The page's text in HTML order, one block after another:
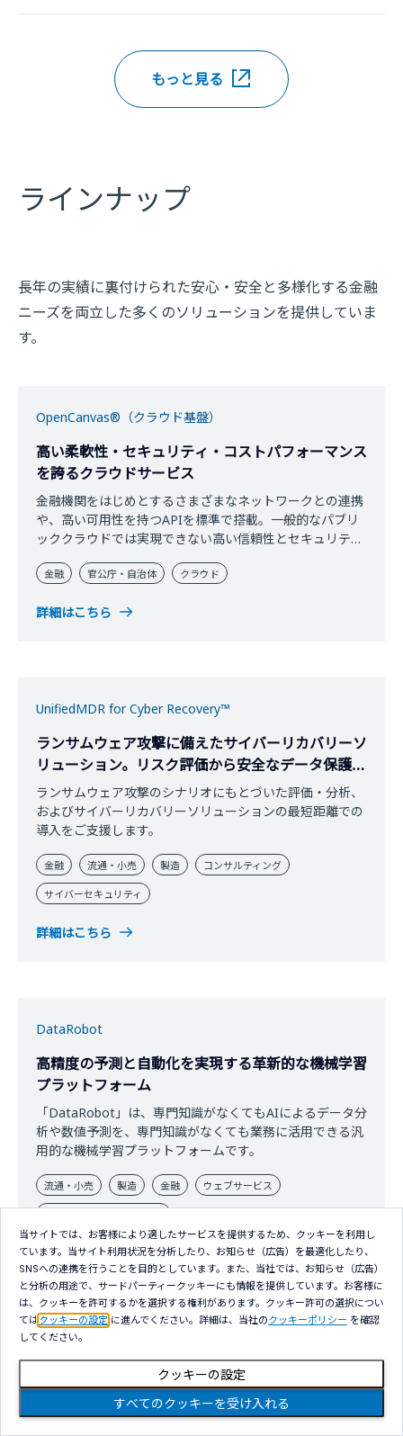
もっと見る
ラインナップ
長年の実績に裏付けられた安心・安全と多様化する金融
ニーズを両立した多くのソリューションを提供していま
す。
OpenCanvas®（クラウド基盤）
高い柔軟性・セキュリティ・コストパフォーマンス
を誇るクラウドサービス
金融機関をはじめとするさまざまなネットワークとの連携
や、高い可用性を持つAPIを標準で搭載。一般的なパブリ
ッククラウドでは実現できない高い信頼性とセキュリティ
します。
金融 官公庁・自治体 クラウド
詳細はこちら
UnifiedMDR for Cyber Recovery™
ランサムウェア攻撃に備えたサイバーリカバリーソ
リューション。リスク評価から安全なデータ保護・
復旧までを一貫して支援し、事業継続を実現
ランサムウェア攻撃のシナリオにもとづいた評価・分析、
およびサイバーリカバリーソリューションの最短距離での
導入をご支援します。
金融 流通・小売 製造 コンサルティング
サイバーセキュリティ
詳細はこちら
DataRobot
高精度の予測と自動化を実現する革新的な機械学習
プラットフォーム
「DataRobot」は、専門知識がなくてもAIによるデータ分
析や数値予測を、専門知識がなくても業務に活用できる汎
用的な機械学習プラットフォームです。
流通・小売 製造 金融 ウェブサービス
詳細はこちら
カスタマーサポート業務の効率化と顧客エンゲージ
メント向上を支援
当サイトでは、お客様により適したサービスを提供するため、クッキーを利用し
ています。当サイト利用状況を分析したり、お知らせ（広告）を最適化したり、
SNSへの連携を行うことを目的としています。また、当社では、お知らせ（広告）
と分析の用途で、サードパーティークッキーにも情報を提供しています。お客様に
は、クッキーを許可するかを選択する権利があります。クッキー許可の選択につい
ては クッキーの設定 に進んでください。詳細は、当社のクッキーポリシー を確認
してください。
すべてのクッキーを受け入れる
クッキーの設定